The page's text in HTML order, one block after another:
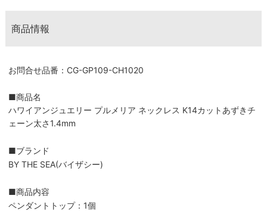
商品情報
お問合せ品番：CG-GP109-CH1020
■商品名
ハワイアンジュエリー プルメリア ネックレス K14カットあずきチ
ェーン太さ1.4mm
■ブランド
BY THE SEA(バイザシー)
■商品内容
ペンダントトップ：1個